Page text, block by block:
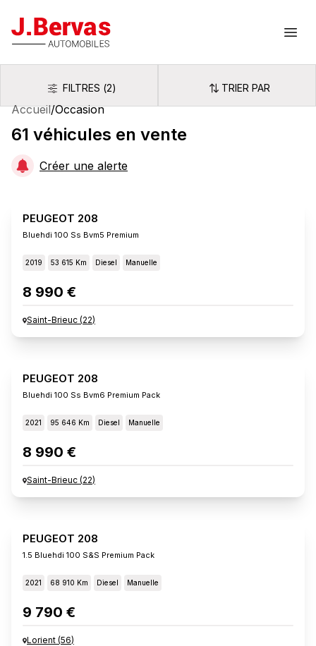
J.Bervas
FiltresFILTRES (2) Trier par
TRIER PAR
Accueil/Occasion
61 véhicules en vente
Créer une alerte
PEUGEOT 208
Bluehdi 100 Ss Bvm5 Premium
2019 53 615 Km Diesel Manuelle
8 990 €
Saint-Brieuc (22)
PEUGEOT 208
Bluehdi 100 Ss Bvm6 Premium Pack
2021 95 646 Km Diesel Manuelle
8 990 €
Saint-Brieuc (22)
PEUGEOT 208
1.5 Bluehdi 100 S&s Premium Pack
2021 68 910 Km Diesel Manuelle
9 790 €
Lorient (56)